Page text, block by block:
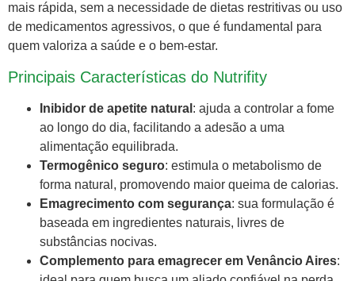
mais rápida, sem a necessidade de dietas restritivas ou uso
de medicamentos agressivos, o que é fundamental para
quem valoriza a saúde e o bem-estar.
Principais Características do Nutrifity
Inibidor de apetite natural : ajuda a controlar a fome
ao longo do dia, facilitando a adesão a uma
alimentação equilibrada.
Termogênico seguro: estimula o metabolismo de
forma natural, promovendo maior queima de calorias.
Emagrecimento com segurança: sua formulação é
baseada em ingredientes naturais, livres de
substâncias nocivas.
Complemento para emagrecer em Venâncio Aires: